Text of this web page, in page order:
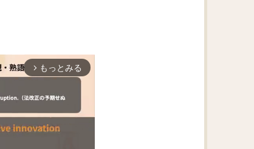
arrow_forward_ios もっとみる